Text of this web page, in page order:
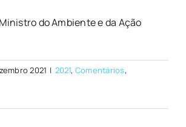
do Ambiente e da Ação
2021 | 2021, Comentários,